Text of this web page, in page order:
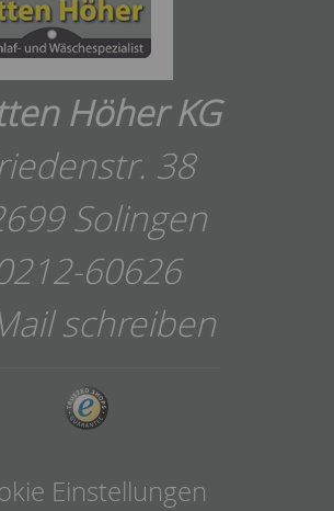
Höher KG
38
Solingen
60626
schreiben
Einstellungen